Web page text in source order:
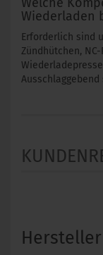
Wiederladen
Erforderlich sind
Zündhütchen,